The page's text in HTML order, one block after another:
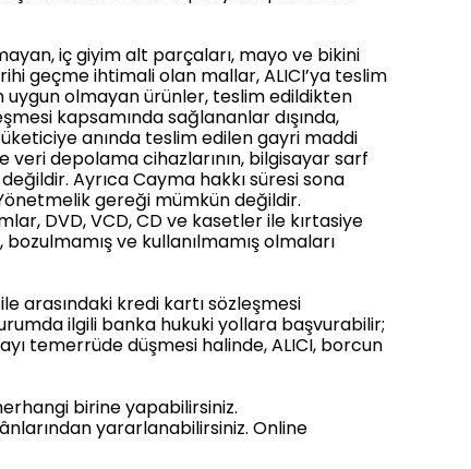
iç giyim alt parçaları, mayo ve bikini
geçme ihtimali olan mallar, ALICI’ya teslim
uygun olmayan ürünler, teslim edildikten
kapsamında sağlananlar dışında,
anında teslim edilen gayri maddi
veri depolama cihazlarının, bilgisayar sarf
Ayrıca Cayma hakkı süresi sona
gereği mümkün değildir.
DVD, VCD, CD ve kasetler ile kırtasiye
ve kullanılmamış olmaları
arasındaki kredi kartı sözleşmesi
ilgili banka hukuki yollara başvurabilir;
temerrüde düşmesi halinde, ALICI, borcun
birine yapabilirsiniz.
yararlanabilirsiniz. Online